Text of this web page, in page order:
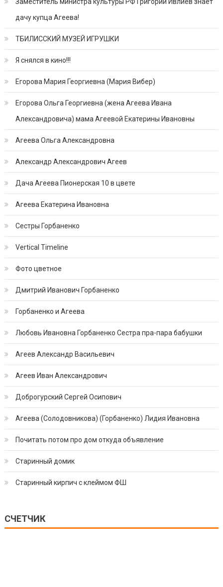
дачу купца Агеева!
ТБИЛИССКИЙ МУЗЕЙ ИГРУШКИ
Я снялся в кино!!!
Егорова Мария Георгиевна (Мария Вибер)
Егорова Ольга Георгиевна (жена Агеева Ивана
Александровича) мама Агеевой Екатерины Ивановны
Агеева Ольга Александровна
Александр Александрович Агеев
Дача Агеева Пионерская 10 в цвете
Агеева Екатерина Ивановна
Сестры Горбаненко
Vertical Timeline
Фото цветное
Дмитрий Иванович Горбаненко
Горбаненко и Агеева
Любовь Ивановна Горбаненко Сестра пра-пара бабушки
Агеев Александр Васильевич
Агеев Иван Александрович
Доброгурский Сергей Осипович
Агеева (Солодовникова) (Горбаненко) Лидия Ивановна
Почитать потом про дом откуда объявление
Старинный домик
Старинный кирпич с клеймом ФШ
СЧЕТЧИК